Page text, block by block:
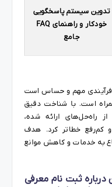
تدوین سیستم پاسخگویی
خودکار و راهنمای FAQ
جامع
فرآیندی مهم و حساس است
است. با شناخت دقیق
راه‌حل‌های ارائه شده،
و کم‌رفع خطاتر کرد. هدف
به خدمات و کاهش موانع
درباره ثبت نام معرفی